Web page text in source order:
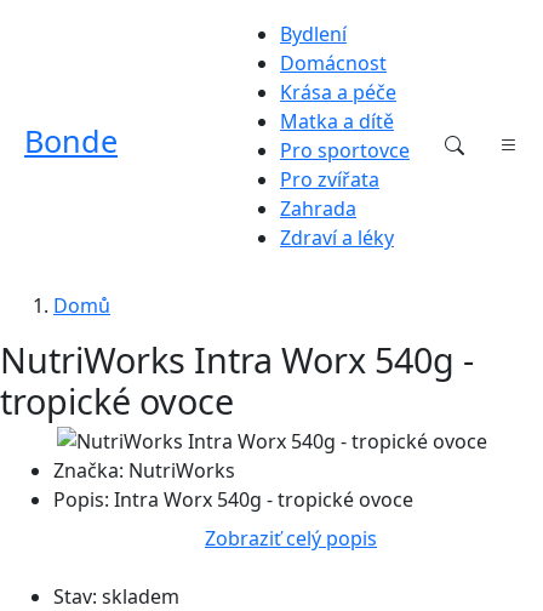
Bonde
Bydlení
Domácnost
Krása a péče
Matka a dítě
Pro sportovce
Pro zvířata
Zahrada
Zdraví a léky
Domů
NutriWorks Intra Worx 540g -
tropické ovoce
Značka: NutriWorks
Popis: Intra Worx 540g - tropické ovoce
Zobraziť celý popis
Stav: skladem